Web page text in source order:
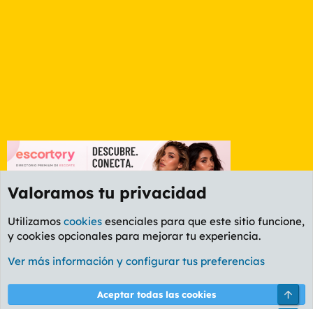
Foro General
Cookies
PL OLDSTYLE AMARILLO
Términos y reglas Política de privacidad Ayuda
Valoramos tu privacidad
Utilizamos cookies esenciales para que este sitio funcione,
y cookies opcionales para mejorar tu experiencia.
Ver más información y configurar tus preferencias
Aceptar todas las cookies